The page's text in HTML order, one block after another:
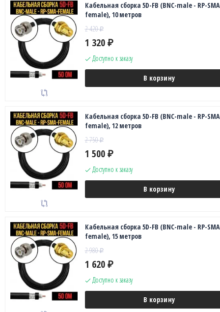
Кабельная сборка 5D-FB (BNC-male - RP-
female), 10 метров
2 420₽
1 320 ₽
Доступно к заказу
В корзину
Кабельная сборка 5D-FB (BNC-male - RP-
female), 12 метров
2 750₽
1 500 ₽
Доступно к заказу
В корзину
Кабельная сборка 5D-FB (BNC-male - RP-
female), 15 метров
2 980₽
1 620 ₽
Доступно к заказу
В корзину